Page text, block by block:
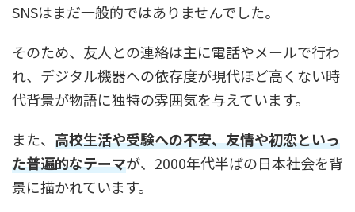
SNSはまだ一般的ではありませんでした。
そのため、友人との連絡は主に電話やメールで行わ
れ、デジタル機器への依存度が現代ほど高くない時
代背景が物語に独特の雰囲気を与えています。
また、 高校生活や受験への不安、友情や初恋といっ
た普遍的なテーマが、2000年代半ばの日本社会を背
景に描かれています。